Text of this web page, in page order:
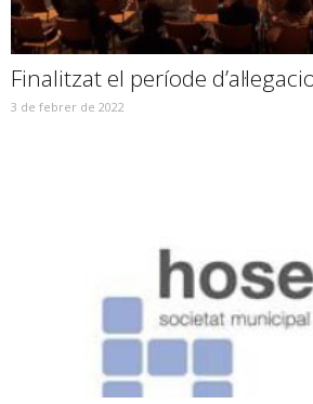
Finalitzat el període
3 de febrer de 2022